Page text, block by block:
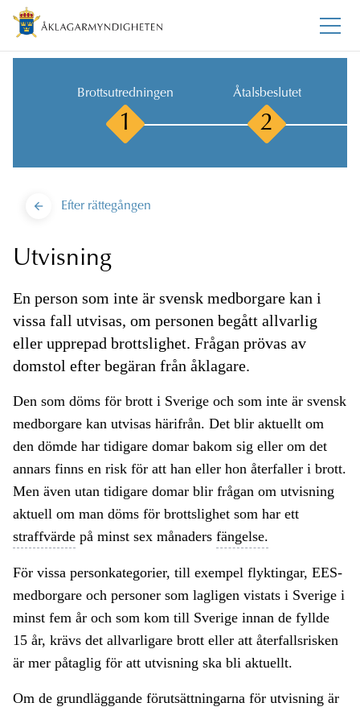
Brottsutredningen
1
Åtalsbeslutet
2
Efter rättegången
Utvisning
En person som inte är svensk medborgare kan i
vissa fall utvisas, om personen begått allvarlig
eller upprepad brottslighet. Frågan prövas av
domstol efter begäran från åklagare.
Den som döms för brott i Sverige och som inte är svensk
medborgare kan utvisas härifrån. Det blir aktuellt om
den dömde har tidigare domar bakom sig eller om det
annars finns en risk för att han eller hon återfaller i brott.
Men även utan tidigare domar blir frågan om utvisning
aktuell om man döms för brottslighet som har ett
straffvärde på minst sex månaders fängelse.
För vissa personkategorier, till exempel flyktingar, EES-
medborgare och personer som lagligen vistats i Sverige i
minst fem år och som kom till Sverige innan de fyllde
15 år, krävs det allvarligare brott eller att återfallsrisken
är mer påtaglig för att utvisning ska bli aktuellt.
Om de grundläggande förutsättningarna för utvisning är